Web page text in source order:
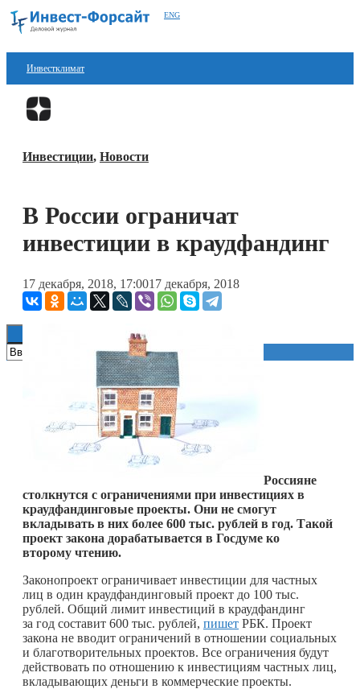
ENG
Инвестклимат
Финансы
Блокчейн
Книги
Инвестиции, Новости
В России ограничат
инвестиции в краудфандинг
17 декабря, 2018, 17:0017 декабря, 2018
Россияне
столкнутся с ограничениями при инвестициях в
краудфандинговые проекты. Они не смогут
вкладывать в них более 600 тыс. рублей в год. Такой
проект закона дорабатывается в Госдуме ко
второму чтению.
Законопроект ограничивает инвестиции для частных
лиц в один краудфандинговый проект до 100 тыс.
рублей. Общий лимит инвестиций в краудфандинг
за год составит 600 тыс. рублей, пишет РБК. Проект
закона не вводит ограничений в отношении социальных
и благотворительных проектов. Все ограничения будут
действовать по отношению к инвестициям частных лиц,
вкладывающих деньги в коммерческие проекты.